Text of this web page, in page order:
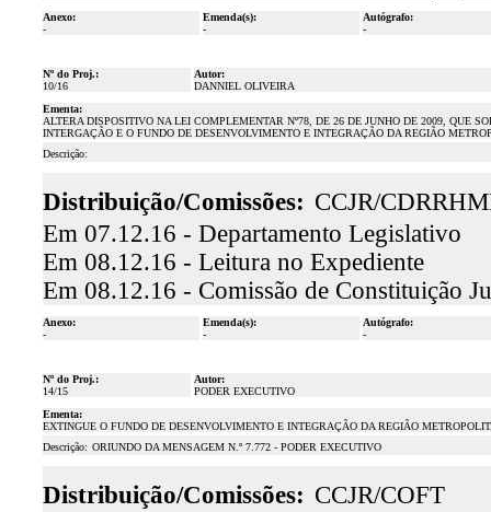
Anexo:
-
Emenda(s):
-
Autógrafo:
-
Nº do Proj.:
10/16
Autor:
DANNIEL OLIVEIRA
Ementa:
ALTERA DISPOSITIVO NA LEI COMPLEMENTAR Nº78, DE 26 DE JUNHO DE 2009, QUE
INTERGAÇÃO E O FUNDO DE DESENVOLVIMENTO E INTEGRAÇÃO DA REGIÃO
Descrição:
Distribuição/Comissões: CCJR/
Em 07.12.16 - Departamento Legislativo
Em 08.12.16 - Leitura no Expediente
Em 08.12.16 - Comissão de Constituição
Anexo:
-
Emenda(s):
-
Autógrafo:
-
Nº do Proj.:
14/15
Autor:
PODER EXECUTIVO
Ementa:
EXTINGUE O FUNDO DE DESENVOLVIMENTO E INTEGRAÇÃO DA REGIÃO
Descrição: ORIUNDO DA MENSAGEM N.º 7.772 - PODER EXECUTIVO
Distribuição/Comissões: CCJR/COFT